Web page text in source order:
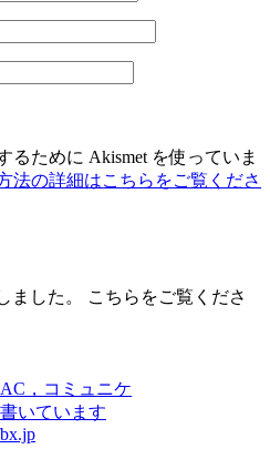
るために Akismet を使っていま
法の詳細はこちらをご覧くださ
ました。 こちらをご覧くださ
，コミュニケ
いています